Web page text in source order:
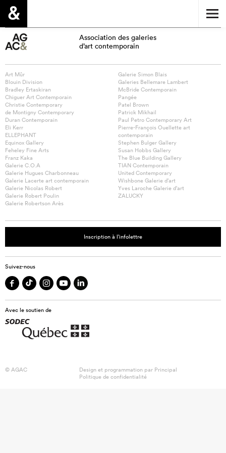
Association des galeries
d’art contemporain
Art Mûr
Blouin Division
Bradley Ertaskiran
Chiguer Art Contemporain
Christie Contemporary
de Montigny Contemporary
Duran Contemporain
Eli Kerr
ELLEPHANT
Equinox Gallery
Feheley Fine Arts
Franz Kaka
Galerie C.O.A
Galerie Hugues Charbonneau
Galerie Lacerte art contemporain
Galerie Nicolas Robert
Galerie Robert Poulin
Galerie Robertson Arès
Galerie Simon Blais
Galeries Bellemare Lambert
McBride Contemporain
Pangée
Patel Brown
Patrick Mikhail
Paul Petro Contemporary Art
Pierre-François Ouellette art
contemporain
Stephen Bulger Gallery
Susan Hobbs Gallery
The Blue Building Gallery
TIAN Contemporain
United Contemporary
Wishbone Galerie d’art
Yves Laroche Galerie d’art
ZALUCKY
Inscription à l’infolettre
Suivez-nous
Avec le soutien de
© AGAC Design et programmation par Principal
Politique de confidentialité